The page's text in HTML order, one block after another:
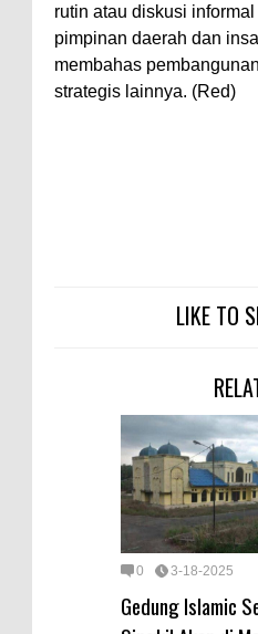
rutin atau diskusi
pimpinan daerah dan
membahas
strategis lainnya. (Red)
LIKE TO
0 3-18-2025
Gedung Islamic